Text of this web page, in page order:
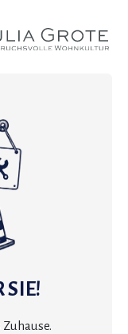
SIE!